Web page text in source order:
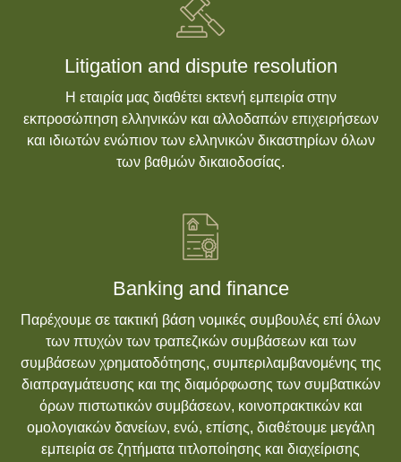
Litigation and dispute resolution
Η εταιρία μας διαθέτει εκτενή εμπειρία στην
εκπροσώπηση ελληνικών και αλλοδαπών επιχειρήσεων
και ιδιωτών ενώπιον των ελληνικών δικαστηρίων όλων
των βαθμών δικαιοδοσίας.
Banking and finance
Παρέχουμε σε τακτική βάση νομικές συμβουλές επί όλων
των πτυχών των τραπεζικών συμβάσεων και των
συμβάσεων χρηματοδότησης, συμπεριλαμβανομένης της
διαπραγμάτευσης και της διαμόρφωσης των συμβατικών
όρων πιστωτικών συμβάσεων, κοινοπρακτικών και
ομολογιακών δανείων, ενώ, επίσης, διαθέτουμε μεγάλη
εμπειρία σε ζητήματα τιτλοποίησης και διαχείρισης